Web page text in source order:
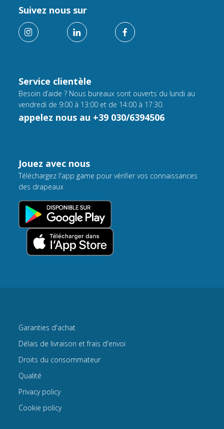
Service clientèle
Besoin d’aide ? Nous bureaux sont ouverts du lundi au
vendredi de 9:00 à 13:00 et de 14:00 à 17:30.
appelez nous au +39 030/6394506
Suivez nous sur
Jouez avec nous
Téléchargez l'app game pour vérifier vos connaissances
des drapeaux
Garanties d'achat
Délais de livraison et frais d'envoi
Droits du consommateur
Qualité
Privacy policy
Cookie policy